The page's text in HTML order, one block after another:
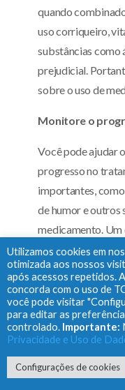
quando
uso corriqueiro,
substâncias como
prejudicial.
sobre o uso de
Monitore o
Você pode ajudar
progresso no
importantes,
de humor e outros
medicamento. Um
registrar os
medicamentos
apresentados que
passar do tempo.
Preste
Utilizamos cookies em
otimizada aos nossos
após acessos repetidos.
concorda com o uso de
você pode visitar
para editar as
controlado. Importante:
Privacidade e Uso de
Configurações de cookies